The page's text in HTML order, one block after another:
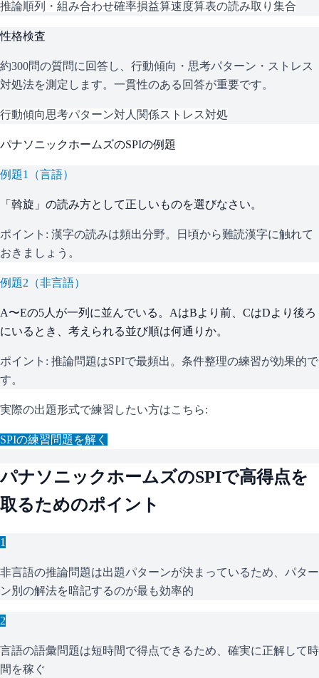
推論順列・組み合わせ確率損益算速度算表の読み取り 集合
性格検査
約300問の質問に回答し、行動傾向・思考パターン・ストレス
対処法を測定します。一貫性のある回答が重要です。
行動傾向思考パターン対人関係ストレス対処
パナソニックホームズのSPIの例題
例題1 （言語）
「斡旋」の読み方として正しいものを選びなさい。
ポイント: 漢字の読みは頻出分野。日頃から難読漢字に触れて
おきましょう。
例題2 （非言語）
A〜Eの5人が一列に並んでいる。AはBより前、CはDより後ろ
にいるとき、考えられる並び順は何通りか。
ポイント: 推論問題はSPIで最頻出。条件整理の練習が効果的で
す。
実際の出題形式で練習したい方はこちら:
SPIの練習問題を解く
パナソニックホームズのSPIで高得点を
取るためのポイント
1
非言語の推論問題は出題パターンが決まっているため、パター
ン別の解法を暗記するのが最も効率的
2
言語の語彙問題は短時間で得点できるため、確実に正解して時
間を稼ぐ